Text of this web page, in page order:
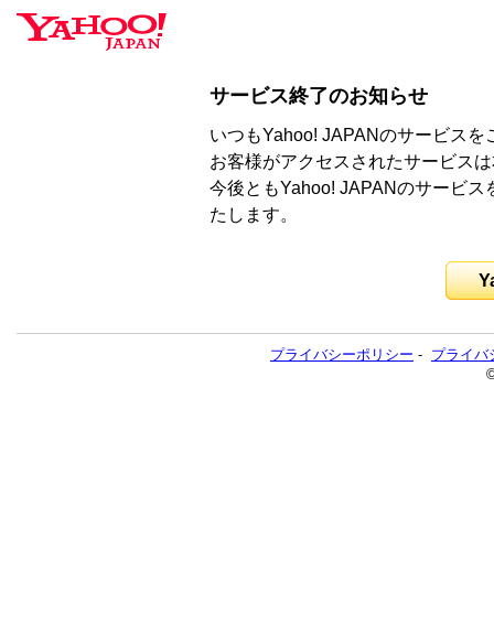
サービス終了のお知らせ
いつもYahoo! JAPANのサービス
お客様がアクセスされたサービス
今後ともYahoo! JAPANのサービ
たします。
プライバシーポリシー - プライバ